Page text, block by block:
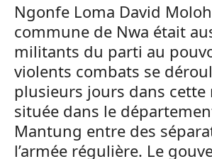
Ngonfe Loma David
commune de Nwa était
militants du parti au
violents combats se
plusieurs jours dans cette
située dans le
Mantung entre des
l’armée régulière. Le